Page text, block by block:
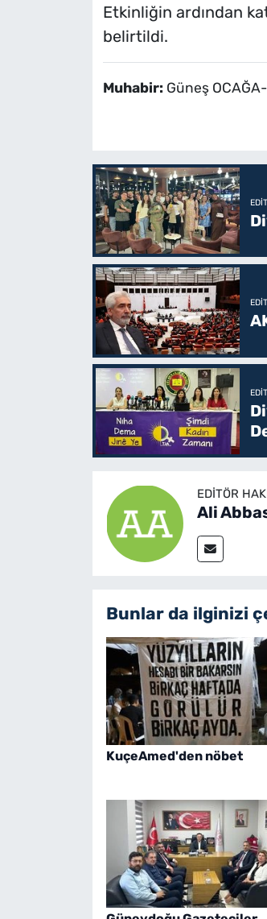
Etkinliğin ardından
belirtildi.
Muhabir: Güneş
EDITÖR
Ali
Bunlar da ilginizi
KuçeAmed'den nöbet